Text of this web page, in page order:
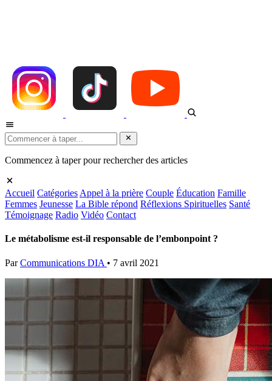
Commencez à taper pour rechercher des articles
Accueil Catégories Appel à la prière Couple Éducation Famille
Femmes Jeunesse La Bible répond Réflexions Spirituelles Santé
Témoignage Radio Vidéo Contact
Le métabolisme est-il responsable de l’embonpoint ?
Par Communications DIA • 7 avril 2021